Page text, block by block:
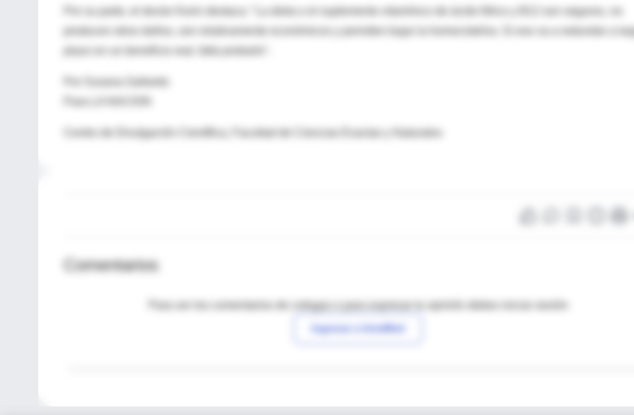
Por su parte, el doctor Korin destaca: "La dieta o el suplemento vitamínico de ácido fólico y B12 son seguros, no
producen otros daños, son relativamente económicos y permiten bajar la homocisteína. Si eso va a redundar a
Centro de Divulgación Científica, Facultad de Ciencias Exactas y Naturales
Comentarios
Para ver los comentarios de colegas o para expresar tu opinión debes iniciar sesión
Ingresar a IntraMed